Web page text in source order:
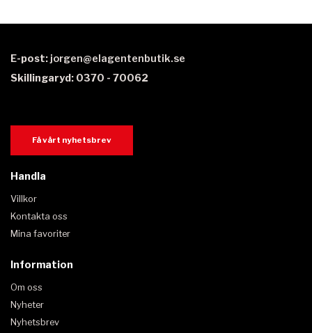
E-post: jorgen@elagentenbutik.se
Skillingaryd: 0370 - 70062
Få vårt nyhetsbrev
Handla
Villkor
Kontakta oss
Mina favoriter
Information
Om oss
Nyheter
Nyhetsbrev